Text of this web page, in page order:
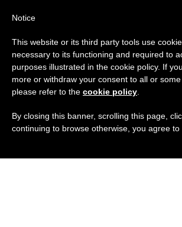
Notice
This website or its third party tools use
necessary to its functioning and required to
purposes illustrated in the cookie policy. If
more or withdraw your consent to all or some
please refer to the cookie policy
By closing this banner, scrolling this page,
continuing to browse otherwise, you agree to